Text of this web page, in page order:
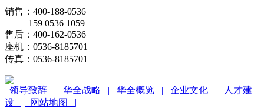
销售：400-188-0536
159 0536 1059
售后：400-162-0536
座机：0536-8185701
传真：0536-8185701
领导致辞 | 华全战略 | 华全概览 | 企业文化 |
人才建
设 |
网站地图 |